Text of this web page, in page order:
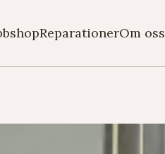
ReparationerOm oss